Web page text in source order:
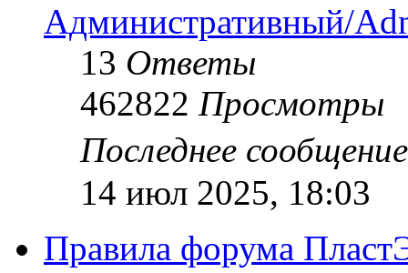
Административный/
13 Ответы
462822 Просмотры
Последнее
14 июл 2025, 18:03
Правила форума